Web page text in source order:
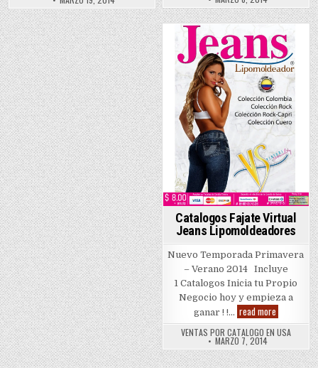
–
Verano
2014
Posted
in
Catalogos Fajate Virtual
Jeans Lipomoldeadores
Nuevo Temporada Primavera
– Verano 2014 Incluye
1 Catalogos Inicia tu Propio
Negocio hoy y empieza a
ganar ! !… read moreCatalogos
Fajate
Virtual
Jeans
VENTAS POR CATALOGO EN USA
MARZO 7, 2014